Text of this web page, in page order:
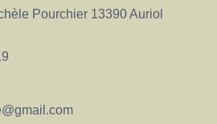
Pourchier 13390 Auriol